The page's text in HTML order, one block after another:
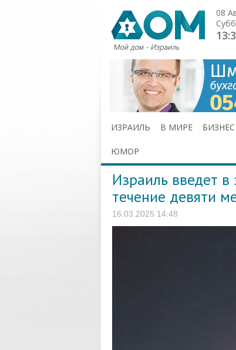
08
ИЗРАИЛЬ В МИРЕ БИЗНЕС
ЮМОР
Израиль введет
течение девяти
16.03.2025 14:48